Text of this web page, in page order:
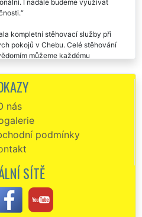
co by se jim dalo vytknout.
I nadále budeme využívat
kompletní stěhovací služby při
pokojů v Chebu. Celé stěhování
naprosto perfektně odvedená
našeho hotelu v Chebu. O vše,
postarala spol. EXTRA SLUŽBY.
které probíhalo na několik
měli s touto firmou domluvené.
zajištění kompletní montáže
společnosti EXTRA
nás
podmínky
SÍTĚ